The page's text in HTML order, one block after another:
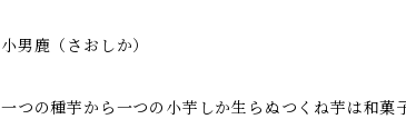
小男鹿（さおしか）
一つの種芋から一つの小芋しか生らぬつくね芋は和菓